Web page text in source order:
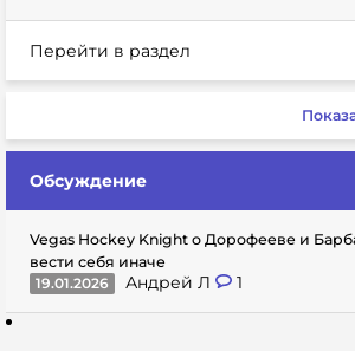
Перейти в раздел
Обсуждение
Vegas Hockey Knight о Дорофееве и
вести себя иначе
19.01.2026
Андрей Л 1